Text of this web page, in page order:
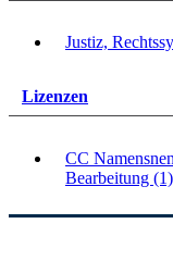
Justiz,
Lizenzen
CC
Bearbeitung (1)